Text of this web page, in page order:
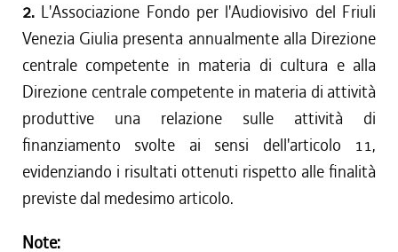
2. L'Associazione Fondo per l'Audiovisivo del Friuli
Venezia Giulia presenta annualmente alla Direzione
centrale competente in materia di cultura e alla
Direzione centrale competente in materia di attività
produttive una relazione sulle attività di
finanziamento svolte ai sensi dell'articolo 11,
evidenziando i risultati ottenuti rispetto alle finalità
previste dal medesimo articolo.
Note: